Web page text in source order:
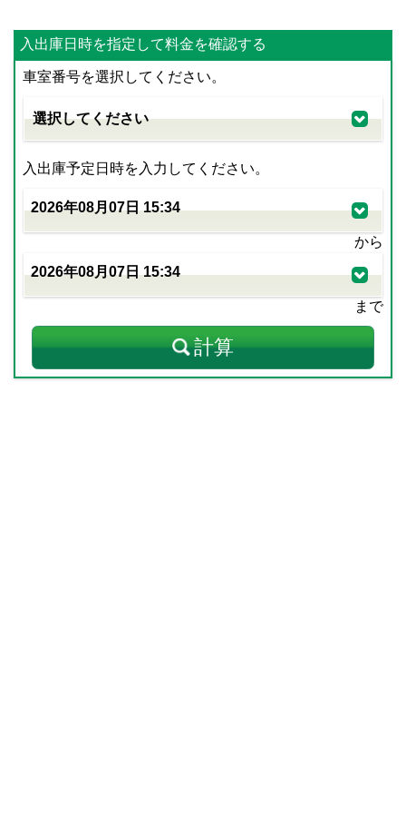
入出庫日時を指定して料金を確認する
車室番号を選択してください。
入出庫予定日時を入力してください。
から
まで
計算